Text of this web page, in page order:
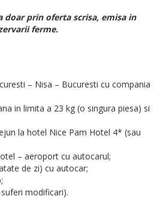
doar prin oferta scrisa, emisa in
ferme.
– Nisa – Bucuresti cu compania
in limita a 23 kg (o singura piesa) si
la hotel Nice Pam Hotel 4* (sau
– aeroport cu autocarul;
de zi) cu autocar;
modificari).